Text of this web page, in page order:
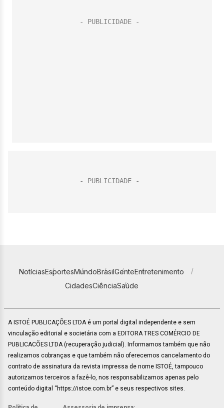
NotíciasEsportesMundoBrasilGenteEntretenimento
CidadesCiênciaSaúde
A ISTOÉ PUBLICAÇÕES LTDA é um portal digital independente e sem
vinculação editorial e societária com a EDITORA TRES COMÉRCIO DE
PUBLICACÕES LTDA (recuperação judicial). Informamos também que não
realizamos cobranças e que também não oferecemos cancelamento do
contrato de assinatura da revista impressa de nome ISTOÉ, tampouco
autorizamos terceiros a fazê-lo, nos responsabilizamos apenas pelo
conteúdo digital “https://istoe.com.br” e seus respectivos sites.